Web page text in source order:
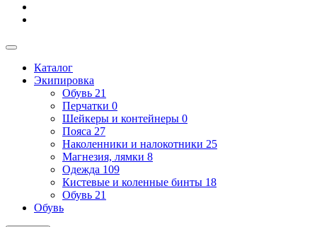
Каталог
Экипировка
Обувь 21
Перчатки 0
Шейкеры и контейнеры 0
Пояса 27
Наколенники и налокотники 25
Магнезия, лямки 8
Одежда 109
Кистевые и коленные бинты 18
Обувь 21
Обувь